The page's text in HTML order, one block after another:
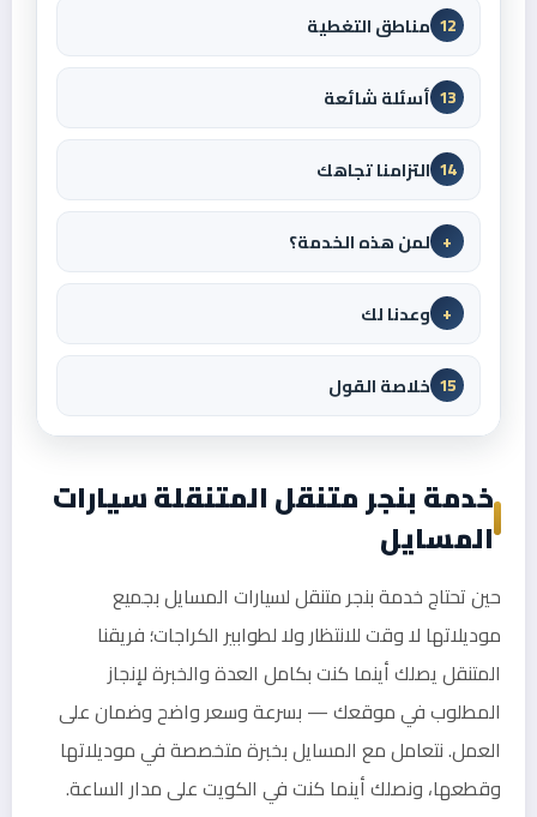
12 مناطق التغطية
13 أسئلة شائعة
14 التزامنا تجاهك
+ لمن هذه الخدمة؟
+ وعدنا لك
15 خلاصة القول
خدمة بنجر متنقل المتنقلة سيارات
المسايل
حين تحتاج خدمة بنجر متنقل لسيارات المسايل بجميع
موديلاتها لا وقت للانتظار ولا لطوابير الكراجات؛ فريقنا
المتنقل يصلك أينما كنت بكامل العدة والخبرة لإنجاز
المطلوب في موقعك — بسرعة وسعر واضح وضمان على
العمل. نتعامل مع المسايل بخبرة متخصصة في موديلاتها
وقطعها، ونصلك أينما كنت في الكويت على مدار الساعة.